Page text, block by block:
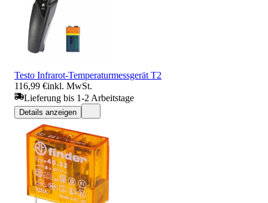
Testo Infrarot-Temperaturmessgerät T2
116,99 €inkl. MwSt.
Lieferung bis 1-2 Arbeitstage
Details anzeigen